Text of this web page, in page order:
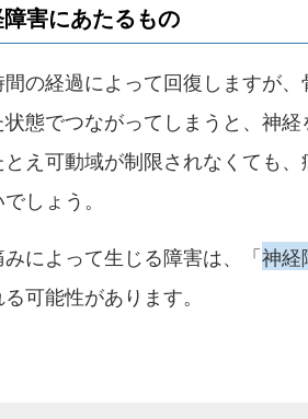
障害にあたるもの
の経過によって回復しますが
状態でつながってしまうと、神
とえ可動域が制限されなくても
しょう。
によって生じる障害は、「神経
可能性があります。